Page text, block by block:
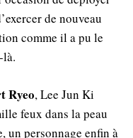
de nouveau
comme il a pu le
là.
Ryeo, Lee Jun Ki
feux dans la peau
un personnage enfin à